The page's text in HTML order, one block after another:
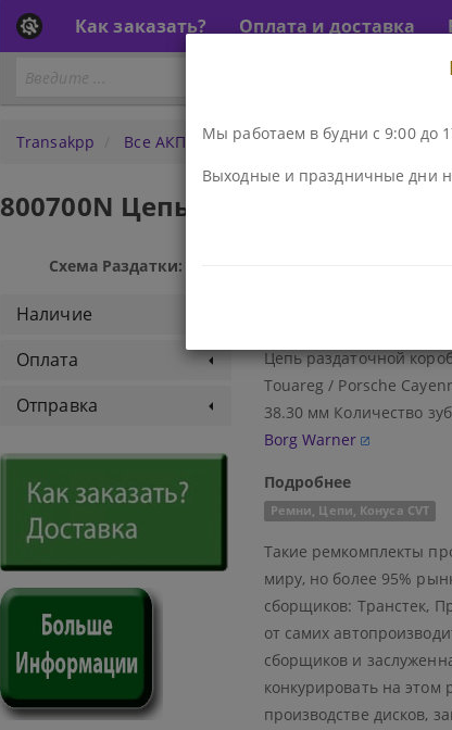
Как заказать? Оплата и доставка
Transakpp Все АКПП Раздатки Ремни, Цепи,
800700N Цепь раздаточной
Схема Раздатки:
Наличие
Оплата
Отправка
Цепь раздаточной
Touareg / Porsche
38.30 мм Количество
Borg Warner
Подробнее
Ремни, Цепи, Конуса CVT
Такие ремкомплекты
миру, но более 95%
сборщиков: Транстек,
от самих
сборщиков и
конкурировать на этом
производстве дисков,
Мы работаем в будни с 9:00 до
Выходные и праздничные дни